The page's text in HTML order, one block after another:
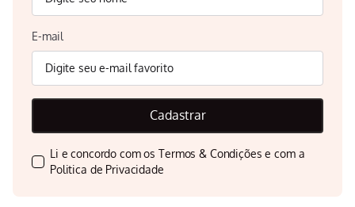
E-mail
Cadastrar
Li e concordo com osTermos & Condições e com a
Politica de Privacidade